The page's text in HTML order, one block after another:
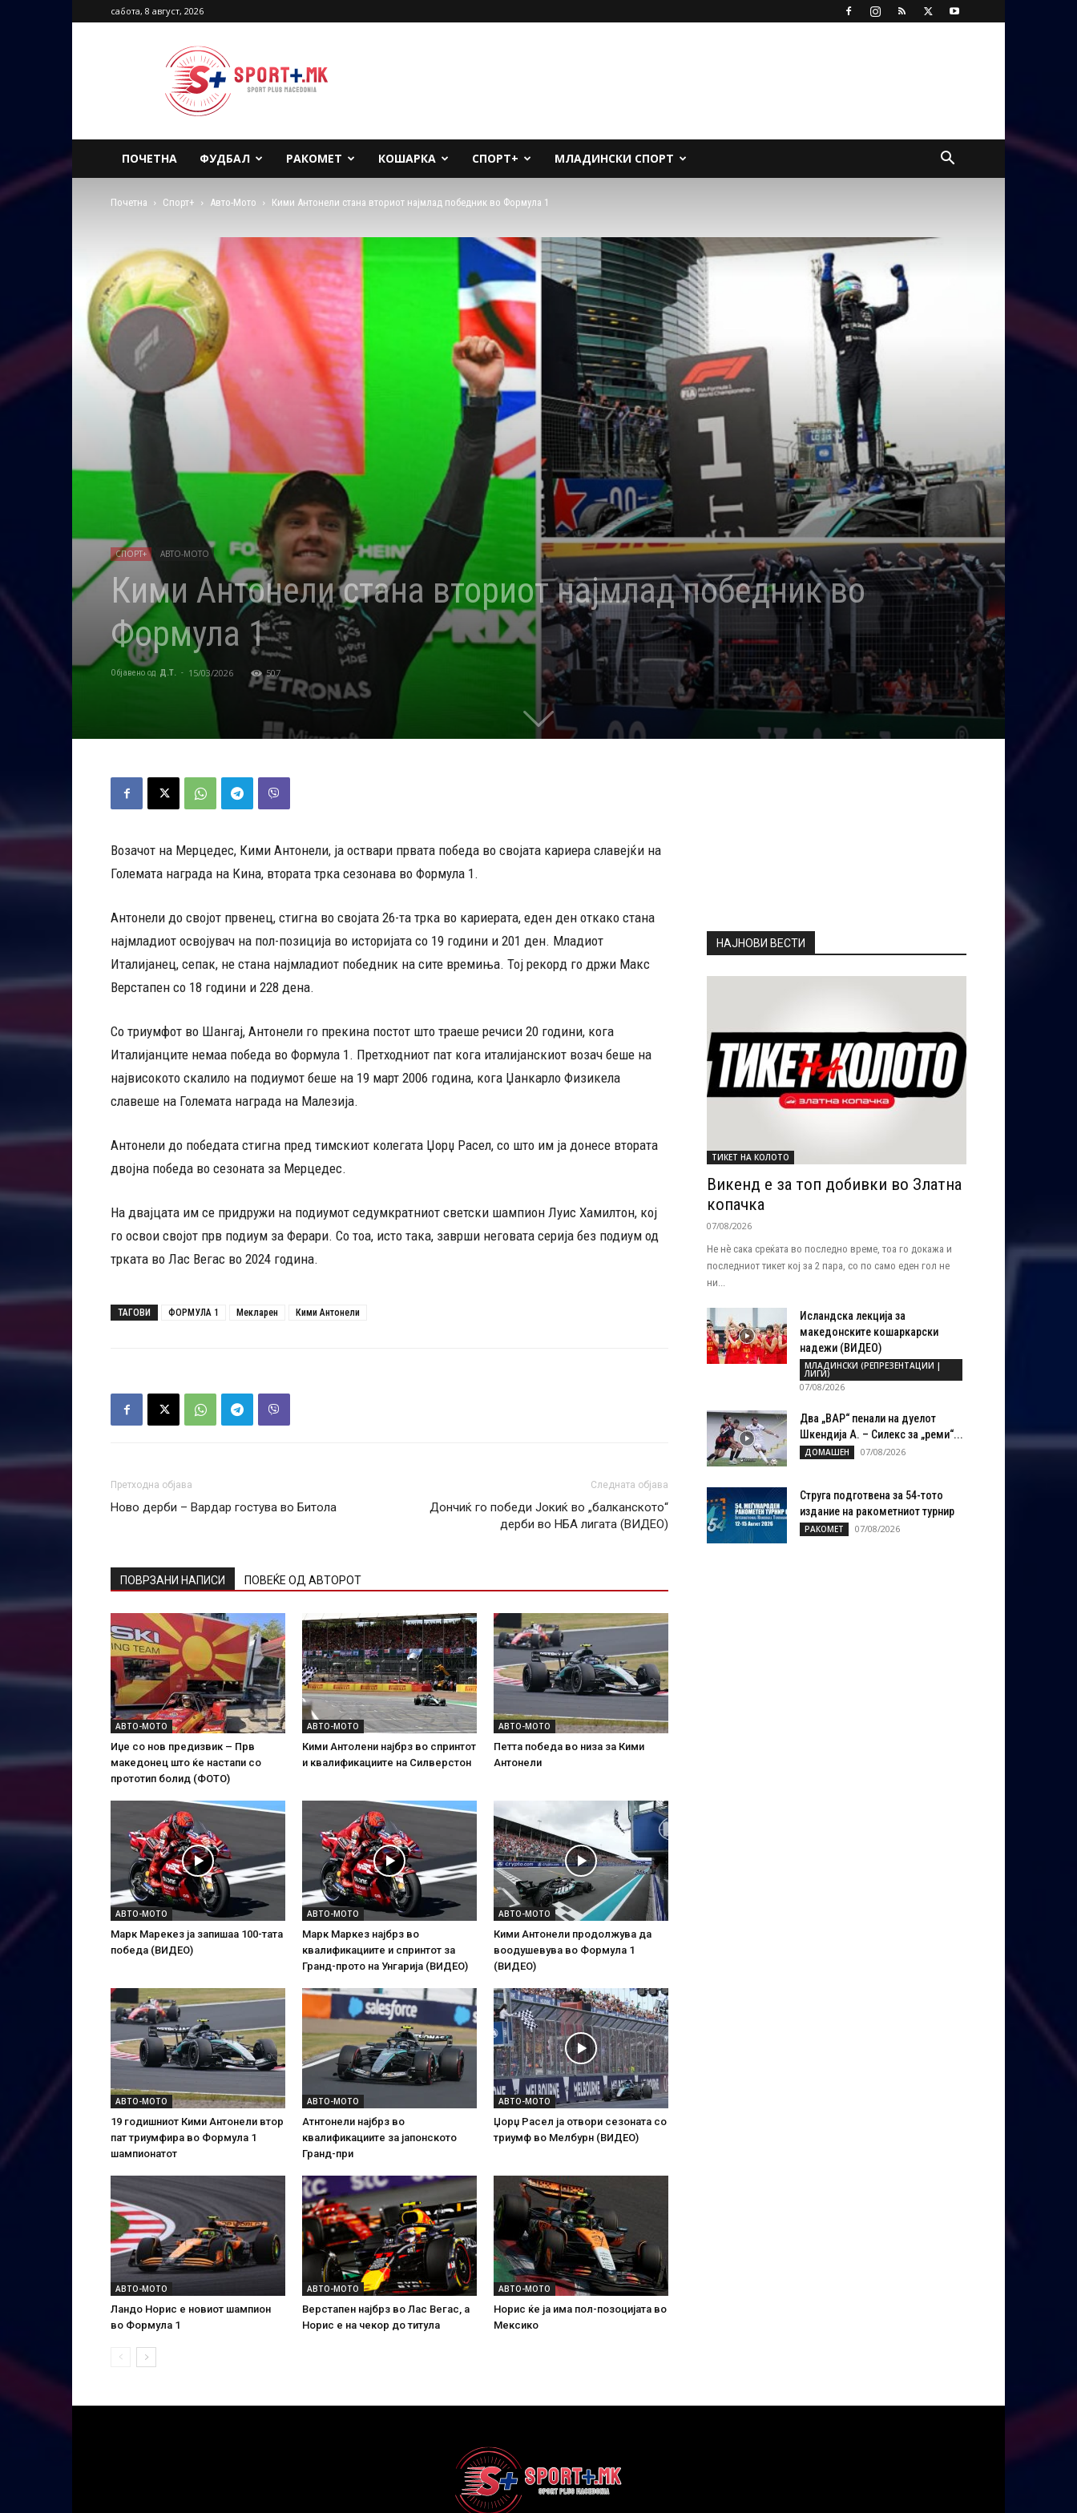
сабота, 8 август, 2026
Sport
Plus
Macedonia
ПОЧЕТНА ФУДБАЛ РАКОМЕТ КОШАРКА СПОРТ+ МЛАДИНСКИ СПОРТ
Почетна Спорт+ Авто-Мото Кими Антонели стана вториот најмлад победник во Формула 1
СПОРТ+ АВТО-МОТО
Кими Антонели стана вториот најмлад победник во
Формула 1
Објавено од Д.Т. - 15/03/2026 507
Возачот на Мерцедес, Кими Антонели, ја оствари првата победа во својата кариера славејќи на
Големата награда на Кина, втората трка сезонава во Формула 1.
Антонели до својот првенец, стигна во својата 26-та трка во кариерата, еден ден откако стана
најмладиот освојувач на пол-позиција во историјата со 19 години и 201 ден. Младиот
Италијанец, сепак, не стана најмладиот победник на сите времиња. Тој рекорд го држи Макс
Верстапен со 18 години и 228 дена.
Со триумфот во Шангај, Антонели го прекина постот што траеше речиси 20 години, кога
Италијанците немаа победа во Формула 1. Претходниот пат кога италијанскиот возач беше на
највисокото скалило на подиумот беше на 19 март 2006 година, кога Џанкарло Физикела
славеше на Големата награда на Малезија.
Антонели до победата стигна пред тимскиот колегата Џорџ Расел, со што им ја донесе втората
двојна победа во сезоната за Мерцедес.
На двајцата им се придружи на подиумот седумкратниот светски шампион Луис Хамилтон, кој
го освои својот прв подиум за Ферари. Со тоа, исто така, заврши неговата серија без подиум од
трката во Лас Вегас во 2024 година.
ТАГОВИ ФОРМУЛА 1 Мекларен Кими Антонели
Претходна објава
Ново дерби – Вардар гостува во Битола
Следната објава
Дончиќ го победи Јокиќ во „балканското“
дерби во НБА лигата (ВИДЕО)
ПОВРЗАНИ НАПИСИ ПОВЕЌЕ ОД АВТОРОТ
АВТО-МОТО
Иџе со нов предизвик – Прв
македонец што ќе настапи со
прототип болид (ФОТО)
АВТО-МОТО
Кими Антолени најбрз во спринтот
и квалификациите на Силверстон
АВТО-МОТО
Петта победа во низа за Кими
Антонели
АВТО-МОТО
Марк Марекез ја запишаа 100-тата
победа (ВИДЕО)
АВТО-МОТО
Марк Маркез најбрз во
квалификациите и спринтот за
Гранд-прото на Унгарија (ВИДЕО)
АВТО-МОТО
Кими Антонели продолжува да
воодушевува во Формула 1
(ВИДЕО)
АВТО-МОТО
19 годишниот Кими Антонели втор
пат триумфира во Формула 1
шампионатот
АВТО-МОТО
Атнтонели најбрз во
квалификациите за јапонското
Гранд-при
АВТО-МОТО
Џорџ Расел ја отвори сезоната со
триумф во Мелбурн (ВИДЕО)
АВТО-МОТО
Ландо Норис е новиот шампион
во Формула 1
АВТО-МОТО
Верстапен најбрз во Лас Вегас, а
Норис е на чекор до титула
АВТО-МОТО
Норис ќе ја има пол-позоцијата во
Мексико
НАЈНОВИ ВЕСТИ
ТИКЕТ НА КОЛОТО
Викенд е за топ добивки во Златна
копачка
07/08/2026
Не нѐ сака среќата во последно време, тоа го докажа и
последниот тикет кој за 2 пара, со по само еден гол не
ни...
Исландска лекција за
македонските кошаркарски
надежи (ВИДЕО)
МЛАДИНСКИ (РЕПРЕЗЕНТАЦИИ |
ЛИГИ)
07/08/2026
Два „ВАР“ пенали на дуелот
Шкендија А. – Силекс за „реми“...
ДОМАШЕН 07/08/2026
Струга подготвена за 54-тото
издание на ракометниот турнир
РАКОМЕТ 07/08/2026